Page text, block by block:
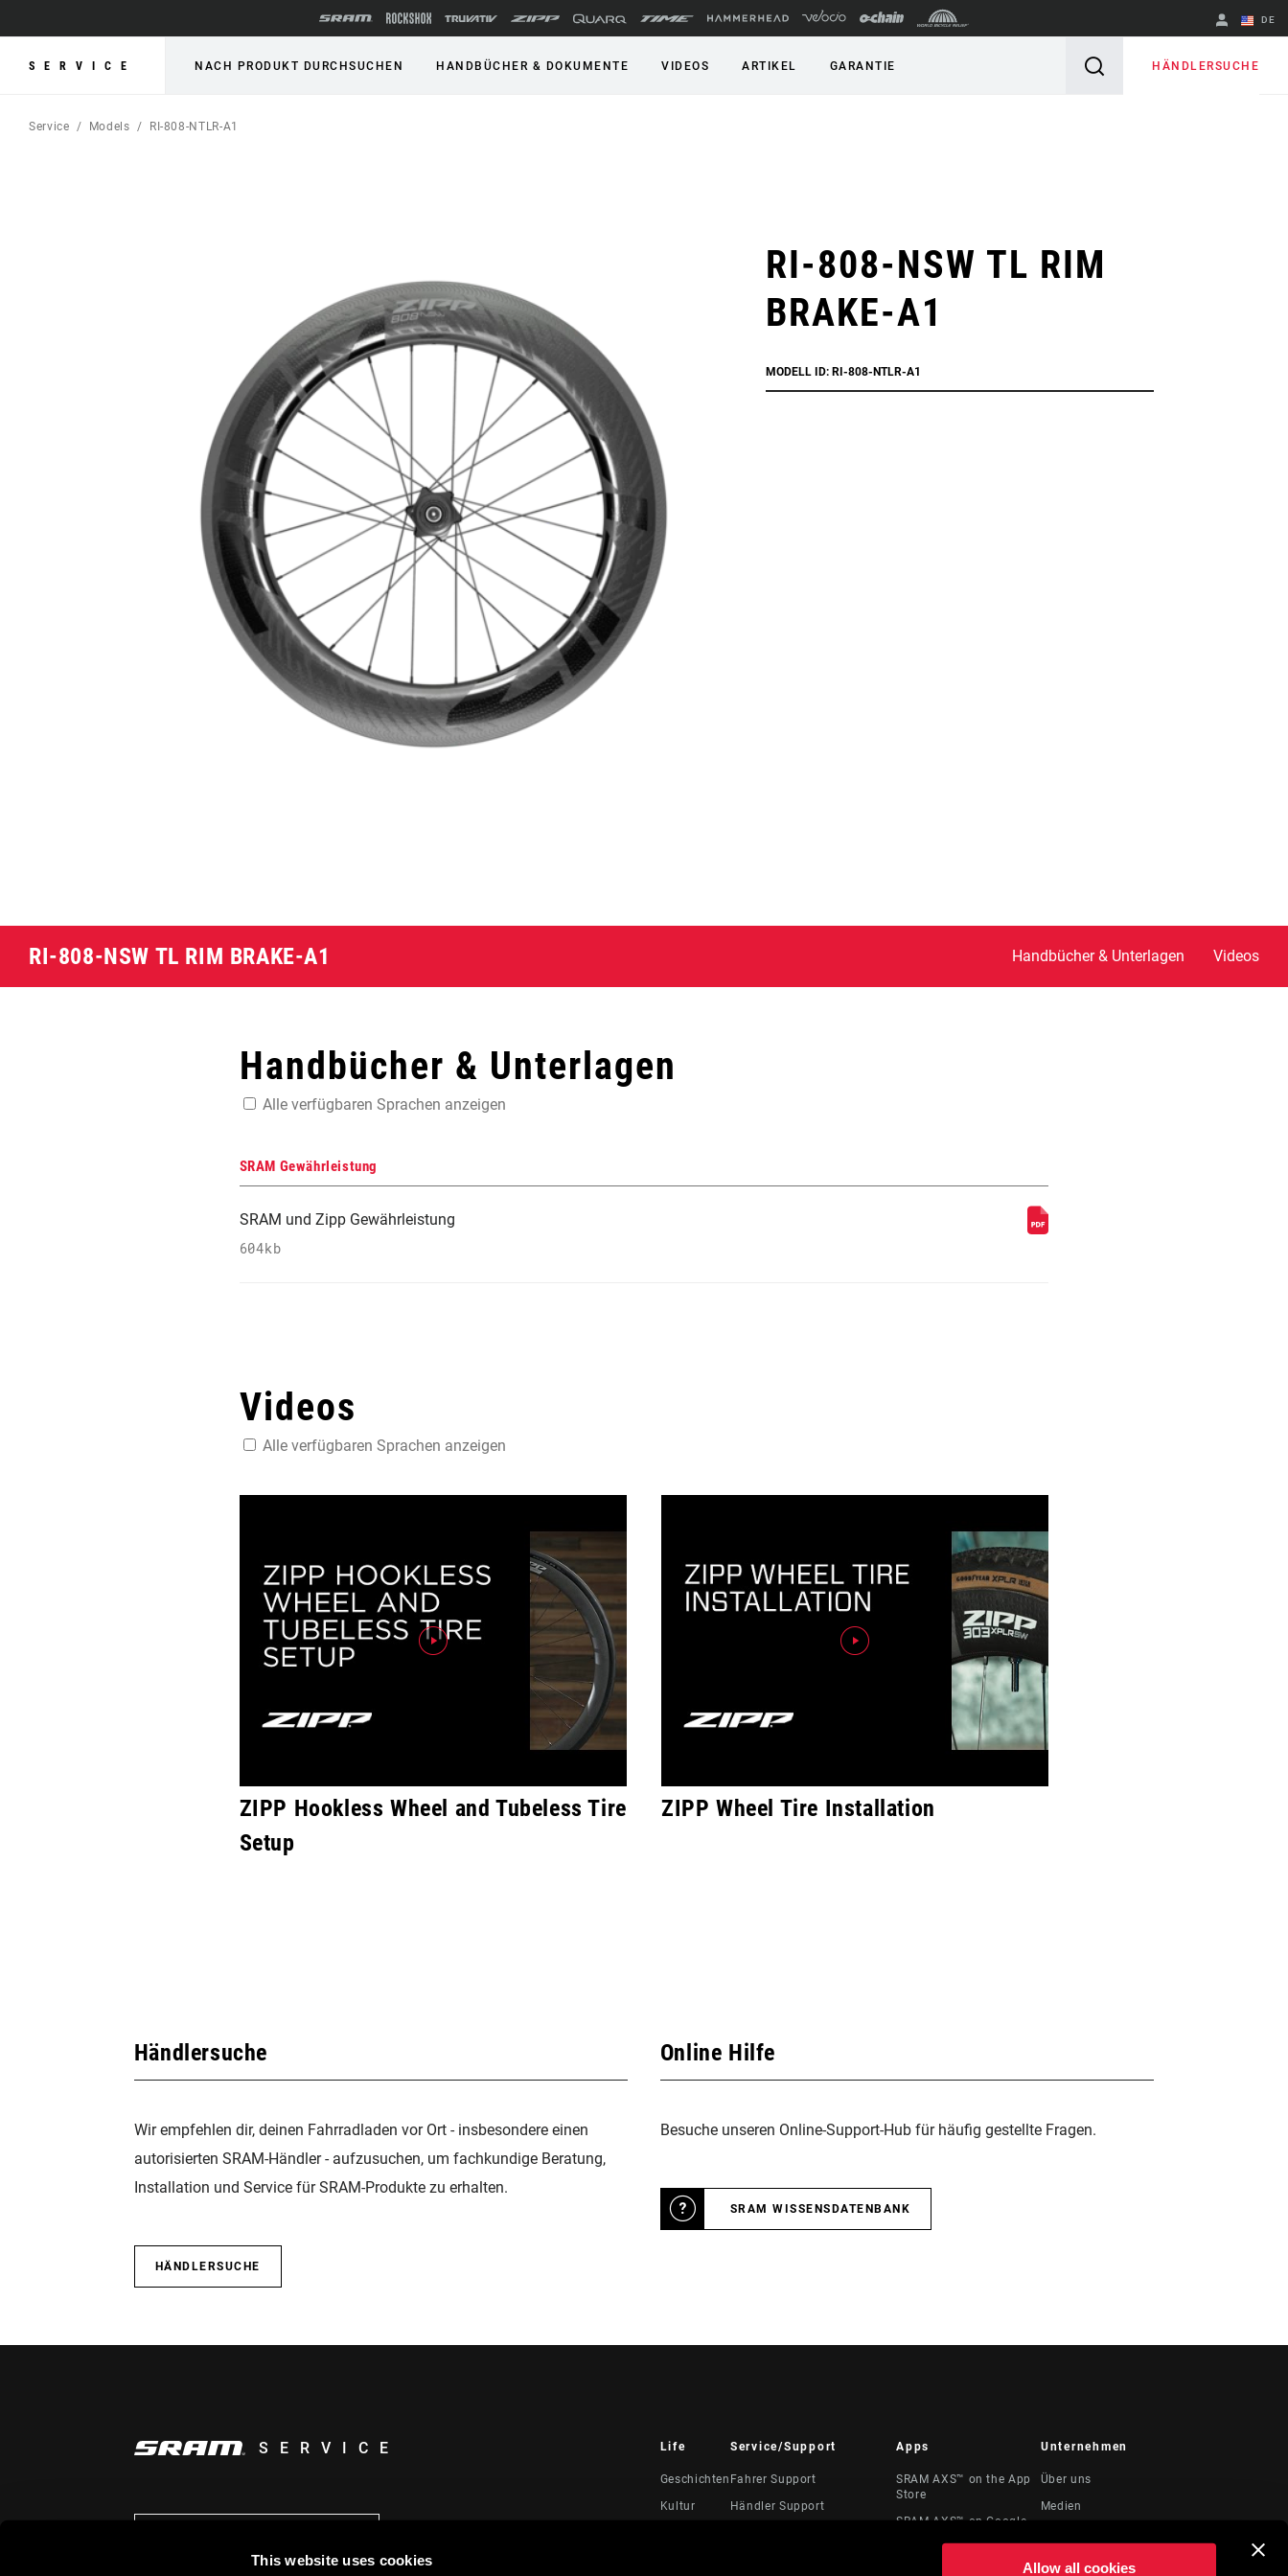
This website uses cookies Allow all cookies
DE
Englisch
SERVICE NACH PRODUKT DURCHSUCHEN HANDBÜCHER & DOKUMENTE VIDEOS ARTIKEL GARANTIE HÄNDLERSUCHE
Service Models RI-808-NTLR-A1
RI-808-NSW TL RIM
BRAKE-A1
MODELL ID: RI-808-NTLR-A1
RI-808-NSW TL RIM BRAKE-A1 Handbücher & Unterlagen Videos
Handbücher & Unterlagen
Alle verfügbaren Sprachen anzeigen
SRAM Gewährleistung
SRAM und Zipp Gewährleistung
604kb
Videos
Alle verfügbaren Sprachen anzeigen
ZIPP Hookless Wheel and Tubeless Tire
Setup
ZIPP Wheel Tire Installation
Händlersuche
Wir empfehlen dir, deinen Fahrradladen vor Ort - insbesondere einen
autorisierten SRAM-Händler - aufzusuchen, um fachkundige Beratung,
Installation und Service für SRAM-Produkte zu erhalten.
HÄNDLERSUCHE
Online Hilfe
Besuche unseren Online-Support-Hub für häufig gestellte Fragen.
SRAM WISSENSDATENBANK
SERVICE Life
Geschichten
Kultur
Service/Support
Fahrer Support
Händler Support
Apps
SRAM AXS™ on the App
Store
SRAM AXS™ on Google
Unternehmen
Über uns
Medien